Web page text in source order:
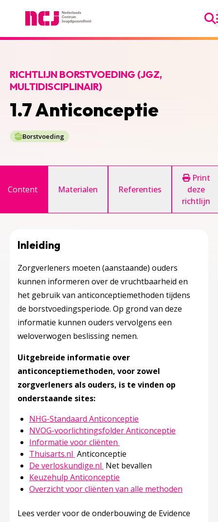
1.7 Anticonceptie
RICHTLIJN BORSTVOEDING (JGZ,
MULTIDISCIPLINAIR)
Borstvoeding
Content Materialen Referenties
Print
deze
richtlijn
Inleiding
Zorgverleners moeten (aanstaande) ouders
kunnen informeren over de vruchtbaarheid en
het gebruik van anticonceptiemethoden tijdens
de borstvoedingsperiode. Op grond van deze
informatie kunnen ouders vervolgens een
weloverwogen beslissing nemen.
Uitgebreide informatie over
anticonceptiemethoden, voor zowel
zorgverleners als ouders, is te vinden op
onderstaande sites:
NHG-Standaard Anticonceptie
NVOG-voorlichtingsfolder Anticonceptie
Informatie voor cliënten
Thuisarts.nl Deze linkt opent in een nieuw tabblad
Anticonceptie
De verloskundige.nl Deze linkt opent in een nieuw
Net bevallen
Keuzehulp Anticonceptie
Overzicht voor cliënten van alle methoden
Lees verder voor de onderbouwing de Evidence